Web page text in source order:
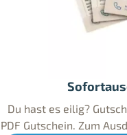
Du hast es eilig?
PDF Gutschein. Zum